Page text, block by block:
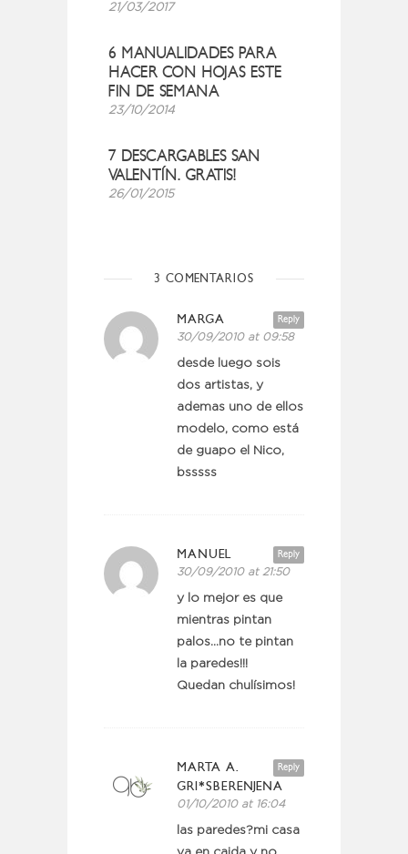
21/03/2017
6 MANUALIDADES PARA
HACER CON HOJAS ESTE
FIN DE SEMANA
23/10/2014
7 DESCARGABLES SAN
VALENTÍN. GRATIS!
26/01/2015
3 COMENTARIOS
Reply
MARGA
30/09/2010 at 09:58
desde luego sois
dos artistas, y
ademas uno de ellos
modelo, como está
de guapo el Nico,
bsssss
Reply
MANUEL
30/09/2010 at 21:50
y lo mejor es que
mientras pintan
palos…no te pintan
la paredes!!!
Quedan chulísimos!
Reply
MARTA A.
GRI*SBERENJENA
01/10/2010 at 16:04
las paredes?mi casa